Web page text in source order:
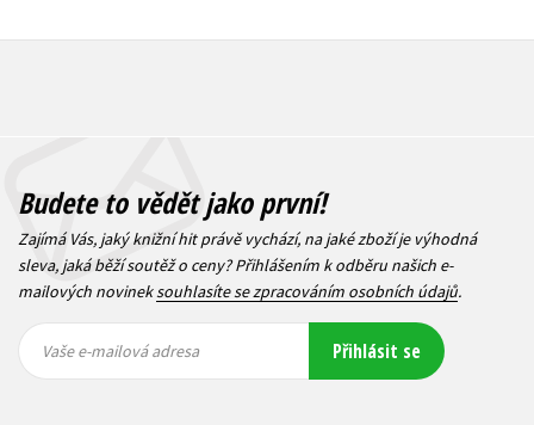
Budete to vědět jako první!
Zajímá Vás, jaký knižní hit právě vychází, na jaké zboží je výhodná
sleva, jaká běží soutěž o ceny? Přihlášením k odběru našich e-
mailových novineksouhlasíte se zpracováním osobních údajů.
mailová
mailová
Vaše e-mailová adresa Přihlásit se